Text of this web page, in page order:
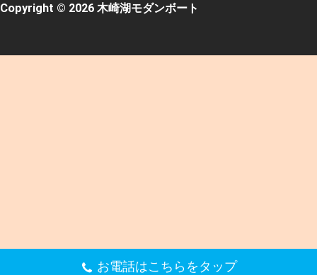
Copyright © 2026 木崎湖モダンボート
お電話はこちらをタップ